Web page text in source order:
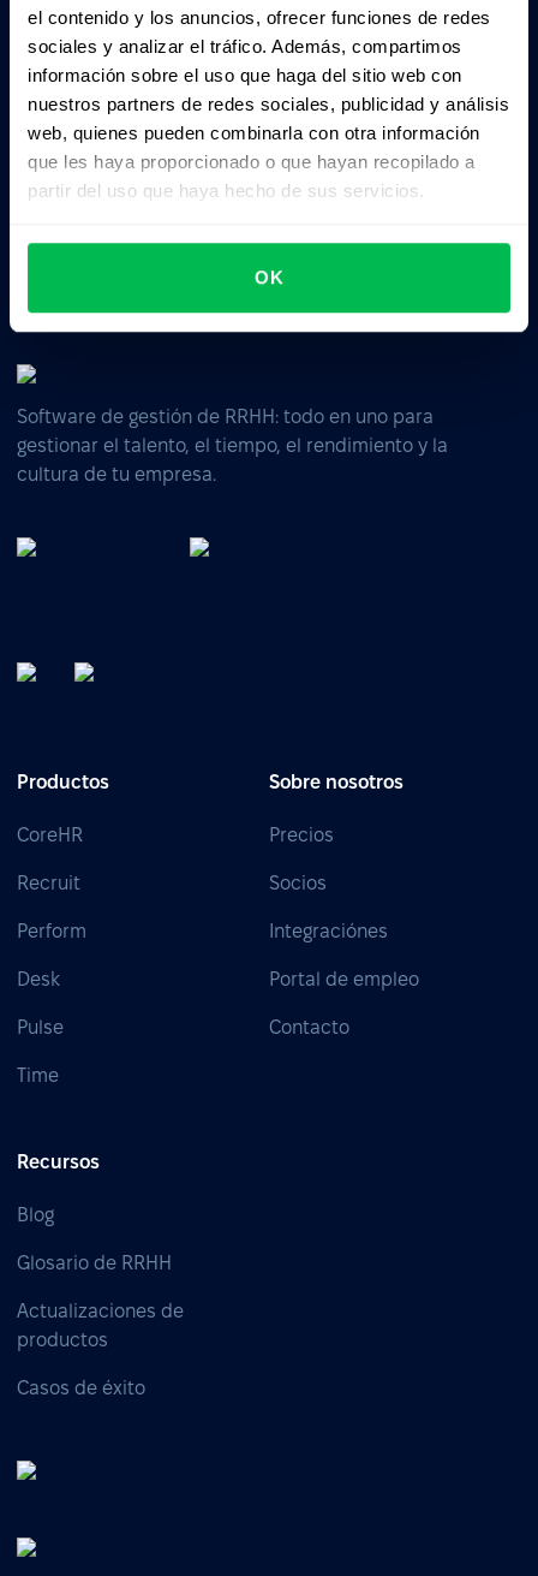
el contenido y los anuncios, ofrecer funciones de redes
sociales y analizar el tráfico. Además, compartimos
información sobre el uso que haga del sitio web con
nuestros partners de redes sociales, publicidad y análisis
web, quienes pueden combinarla con otra información
que les haya proporcionado o que hayan recopilado a
partir del uso que haya hecho de sus servicios.
OK
Pedile a la IA un resumen de PeopleForce:
ChatGPT
Claude Perplexity
Business driven. People focused.
Software de gestión de RRHH: todo en uno para
gestionar el talento, el tiempo, el rendimiento y la
cultura de tu empresa.
Productos
CoreHR
Recruit
Perform
Desk
Pulse
Time
Sobre nosotros
Precios
Socios
Integraciónes
Portal de empleo
Contacto
Recursos
Blog
Glosario de RRHH
Actualizaciones de
productos
Casos de éxito